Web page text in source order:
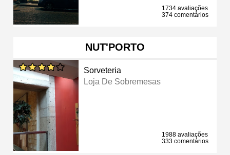
1734 avaliações
374 comentários
NUT'PORTO
Sorveteria
Loja De Sobremesas
1988 avaliações
333 comentários